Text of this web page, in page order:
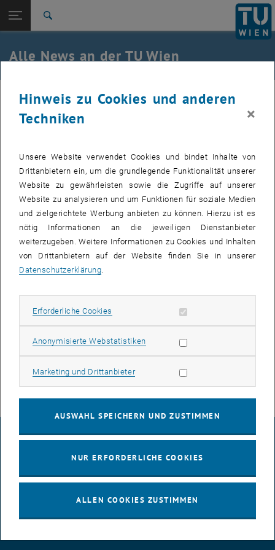
TU Login
Quicklinks
Quicklinks-Menü umschalten
Studium
Karriere
Zurück zur letzten Ebene:
Alle News an der TU Wien
03. November 2010
Erstellt von Karin Hraby
Werner Purgathofer vom Institut für Computergraphik und
Algorithmen wurde von der Technischen Universität von Iasi
(RO) der Doktor h.c. verliehen.
würdigen, verlieh die Technische Universität von Iasi (Rumänien)
am 14. Oktober 2010 die Ehrendoktorwürde an den TU-
Wissenschaftler.
IMPRESSUM
BARRIEREFREIHEITSERKLÄRUNG
Hinweis zu Cookies und anderen
Techniken
×
Unsere Website verwendet Cookies und bindet Inhalte von
Drittanbietern ein, um die grundlegende Funktionalität unserer
Website zu gewährleisten sowie die Zugriffe auf unserer
Website zu analysieren und um Funktionen für soziale Medien
und zielgerichtete Werbung anbieten zu können. Hierzu ist es
nötig Informationen an die jeweiligen Dienstanbieter
weiterzugeben. Weitere Informationen zu Cookies und Inhalten
von Drittanbietern auf der Website finden Sie in unserer
Datenschutzerklärung.
Erforderliche Cookies Erforderliche Cookies zulassen
Anonymisierte WebstatistikenStatistik Cookies zulassen
Marketing und DrittanbieterMarketing Cookies zulassen
AUSWAHL SPEICHERN UND ZUSTIMMEN
NUR ERFORDERLICHE COOKIES
ALLEN COOKIES ZUSTIMMEN